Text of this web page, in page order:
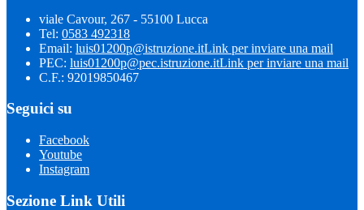
viale Cavour, 267 - 55100 Lucca
Tel: 0583 492318
Email: luis01200p@istruzione.itLink per inviare una mail
PEC: luis01200p@pec.istruzione.itLink per inviare una mail
C.F.: 92019850467
Seguici su
Facebook
Youtube
Instagram
Sezione Link Utili